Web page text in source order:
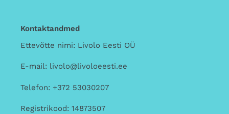
Kontaktandmed
Ettevõtte nimi: Livolo Eesti OÜ
E-mail: livolo@livoloeesti.ee
Telefon: +372 53030207
Registrikood: 14873507